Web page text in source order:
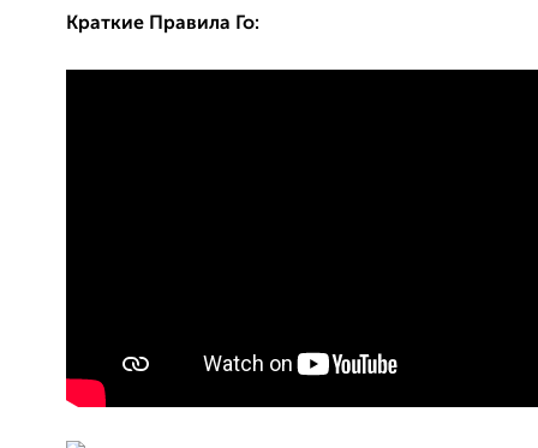
Краткие Правила Го: